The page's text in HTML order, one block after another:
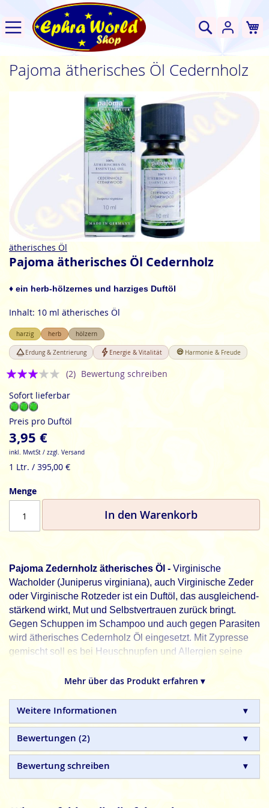
Suche
Pajoma ätherisches Öl Cedernholz
Zum
Anfang
Bildgalerie
springen
ätherisches Öl
Pajoma ätherisches Öl Cedernholz
♦ ein herb-hölzernes und harziges Duftöl
Inhalt: 10 ml ätherisches Öl
harzig herb hölzern
Erdung & Zentrierung Energie & Vitalität Harmonie & Freude
Bewertung:
(2) Bewertung schreiben
Sofort lieferbar
Preis pro Duftöl
3,95 €
inkl. MwtSt / zzgl. Versand
1 Ltr. / 395,00 €
Menge
In den Warenkorb
Pajoma Zedernholz ätherisches Öl - Virginische
Wacholder (Juniperus virginiana), auch Virginische Zeder
oder Virginische Rotzeder ist ein Duftöl, das ausgleichend-
stärkend wirkt, Mut und Selbstvertrauen zurück bringt.
Gegen Schuppen im Schampoo und auch gegen Parasiten
wird ätherisches Cedernholz Öl eingesetzt. Mit Zypresse
gemischt soll es bei Heuschnupfen und Allergien seine
Pajoma, Düfte erfüllen das Leben mit Freude.
ständige Qualitätskontrolle sorgt für einen unbeschwerten
Duftgenuss.
Inhaltsstoffe/Ingredients: [3R.(3a, 3aß,7ß, 8aa)]-2, 3,4,7,8,8a
Hexahydro-3,6,8,8-tetramethyl-1H-3a,7-methanoazulen, 2-Methyl-6-(4-
Mehr über das Produkt erfahren ▾
Weitere Informationen
Bewertungen 2
Bewertung schreiben